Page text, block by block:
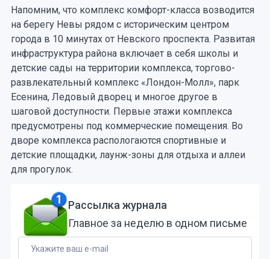
Напомним, что комплекс комфорт-класса возводится
на берегу Невы рядом с историческим центром
города в 10 минутах от Невского проспекта. Развитая
инфраструктура района включает в себя школы и
детские сады на территории комплекса, торгово-
развлекательный комплекс «Лондон-Молл», парк
Есенина, Ледовый дворец и многое другое в
шаговой доступности. Первые этажи комплекса
предусмотрены под коммерческие помещения. Во
дворе комплекса распологаются спортивные и
детские площадки, лаунж-зоны для отдыха и аллеи
для прогулок.
Рассылка журнала
Главное за неделю в одном письме